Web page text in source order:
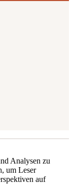
Analysen zu
um Leser
auf